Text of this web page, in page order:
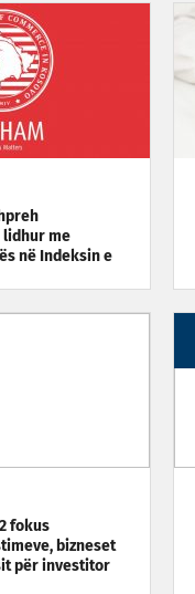
lidhur me
në Indeksin e
fokus
bizneset
për investitor